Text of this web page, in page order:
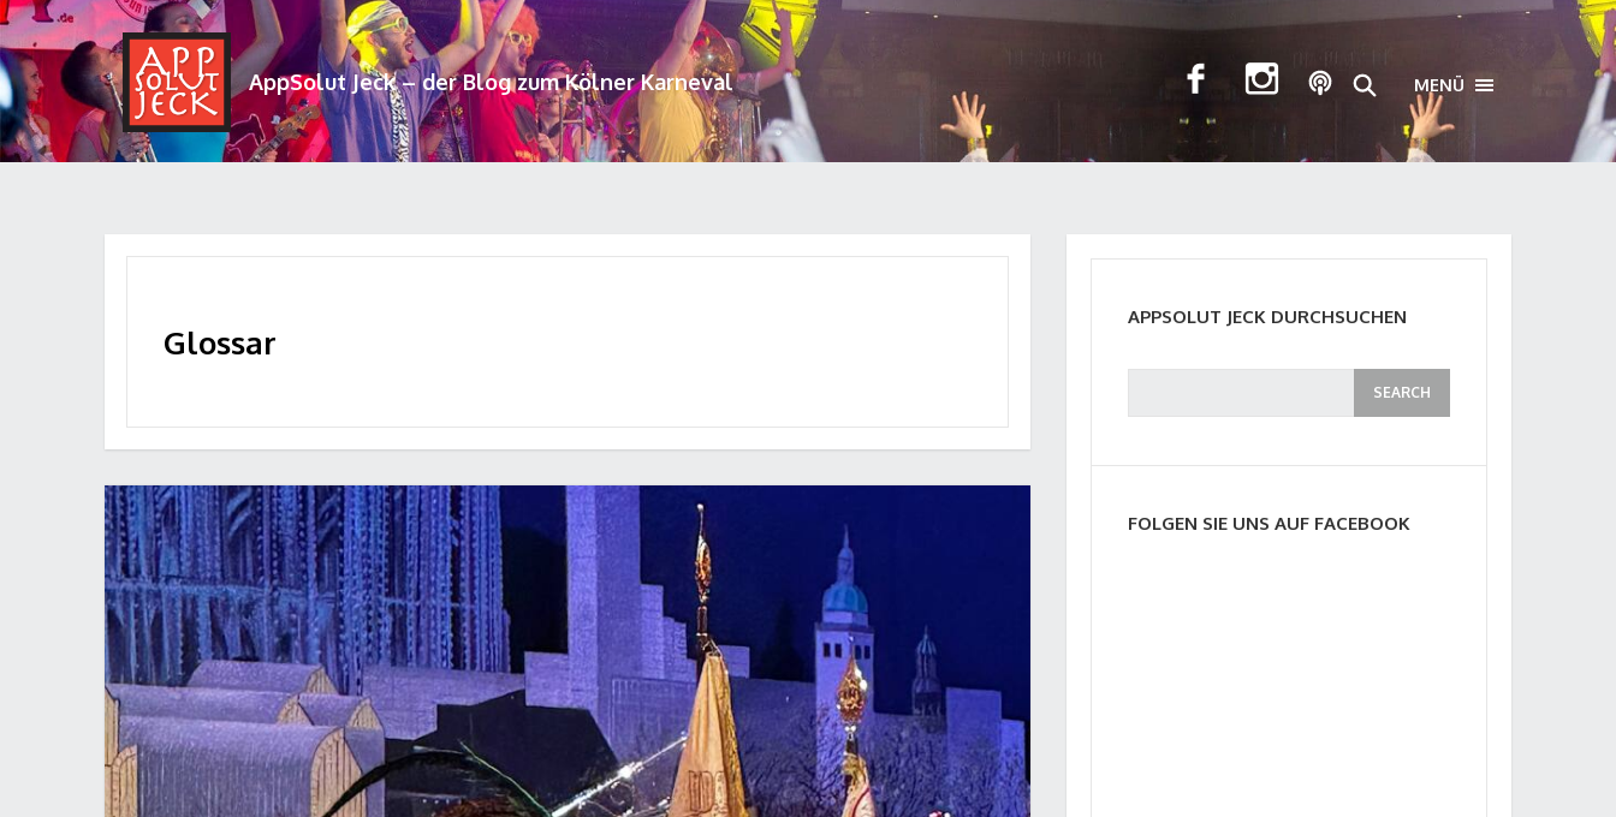
AppSolut Jeck – der Blog zum Kölner Karneval MENÜ TOGGLE
Glossar
APPSOLUT JECK DURCHSUCHEN
FOLGEN SIE UNS AUF FACEBOOK